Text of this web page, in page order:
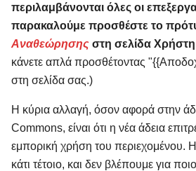
περιλαμβάνονται όλες οι
παρακαλούμε προσθέστε το
Αναθεώρησης στη σελίδα
κάνετε απλά προσθέτοντας
στη σελίδα σας.)
Η κύρια αλλαγή, όσον αφορά στην
Commons, είναι ότι η νέα άδεια
εμπορική χρήση του περιεχομένου.
κάτι τέτοιο, και δεν βλέπουμε για